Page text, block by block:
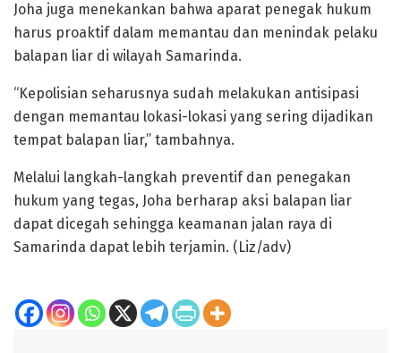
Joha juga menekankan bahwa aparat penegak hukum
harus proaktif dalam memantau dan menindak pelaku
balapan liar di wilayah Samarinda.
“Kepolisian seharusnya sudah melakukan antisipasi
dengan memantau lokasi-lokasi yang sering dijadikan
tempat balapan liar,” tambahnya.
Melalui langkah-langkah preventif dan penegakan
hukum yang tegas, Joha berharap aksi balapan liar
dapat dicegah sehingga keamanan jalan raya di
Samarinda dapat lebih terjamin. (Liz/adv)